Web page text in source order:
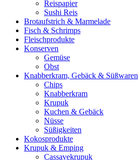
Reispapier
Sushi Reis
Brotaufstrich & Marmelade
Fisch & Schrimps
Fleischprodukte
Konserven
Gemüse
Obst
Knabberkram, Gebäck & Süßwaren
Chips
Knabberkram
Krupuk
Kuchen & Gebäck
Nüsse
Süßigkeiten
Kokosprodukte
Krupuk & Emping
Cassavekrupuk